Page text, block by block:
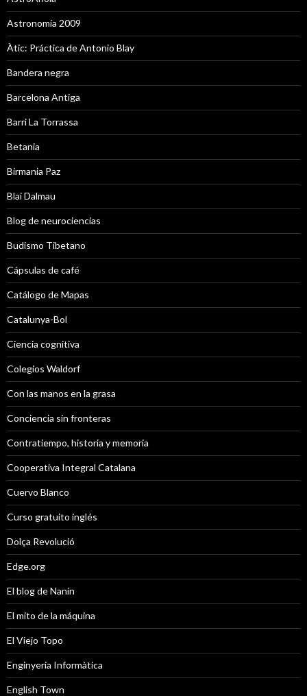
Astronomía 2009
Àtic: Práctica de Antonio Blay
Bandera negra
Barcelona Antiga
Barri La Torrassa
Betania
Birmania Paz
Blai Dalmau
Blog de neurociencias
Budismo Tibetano
Cápsulas de café
Catálogo de Mapas
Catalunya-Bol
Ciencia cognitiva
Colegios Waldorf
Con las manos en la grasa
Conciencia sin fronteras
Contratiempo, historia y memoria
Cooperativa Integral Catalana
Cuervo Blanco
Curso gratuito inglés
Dolça Revolució
Edge.org
El blog de Nanín
El mito de la máquina
El Viejo Topo
Enginyeria Informàtica
English Town